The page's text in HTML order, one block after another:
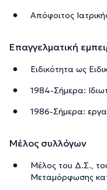
Απόφοιτος
Επαγγελματική
Ειδικότητα ως
1984-Σήμερα:
1986-Σήμερα:
Μέλος συλλόγων
Μέλος του Δ.Σ.,
Μεταμόρφωσης